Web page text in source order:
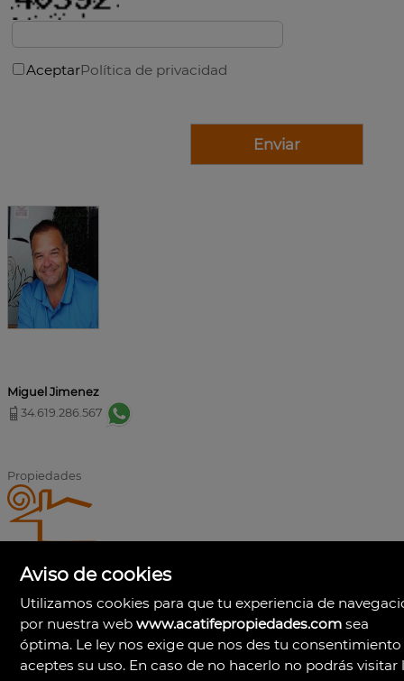
AceptarPolítica de privacidad
Miguel Jimenez
34.619.286.567
Propiedades
https://www.acatifepropiedades.com/
Aviso de cookies
Utilizamos cookies para que tu experiencia de
por nuestra webwww.acatifepropiedades.com sea
óptima. Le ley nos exige que nos des tu consentimiento
aceptes su uso. En caso de no hacerlo no podrás visitar